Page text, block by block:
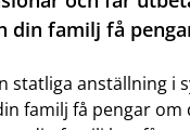
din familj få
statliga anställning i
familj få pengar om